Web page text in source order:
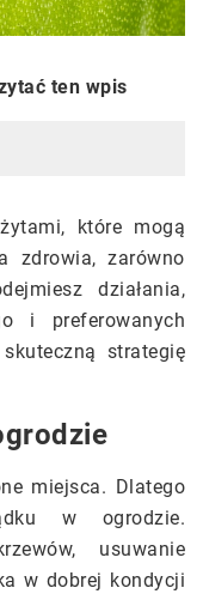
ten wpis
które mogą
zdrowia, zarówno
działania,
i preferowanych
strategię
miejsca. Dlatego
w ogrodzie.
usuwanie
w dobrej kondycji